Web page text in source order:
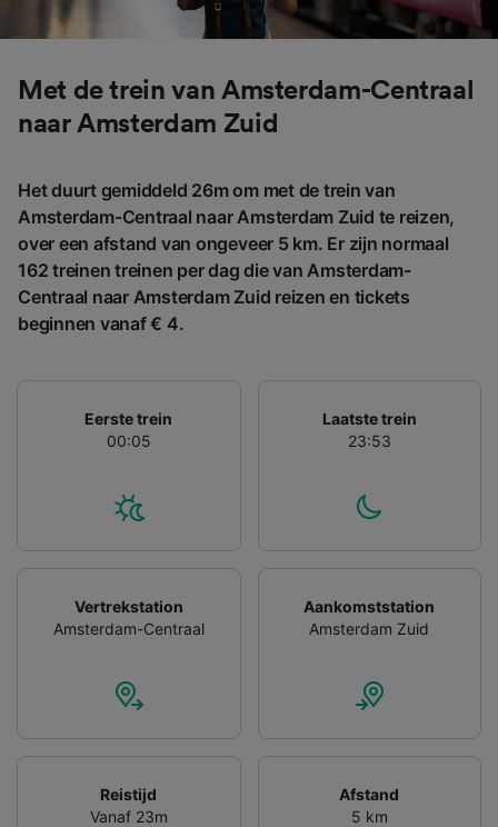
Met de trein van Amsterdam-Centraal
naar Amsterdam Zuid
Het duurt gemiddeld 26m om met de trein van
Amsterdam-Centraal naar Amsterdam Zuid te reizen,
over een afstand van ongeveer 5 km. Er zijn normaal
162 treinen treinen per dag die van Amsterdam-
Centraal naar Amsterdam Zuid reizen en tickets
beginnen vanaf € 4.
Eerste trein
00:05
Laatste trein
23:53
Vertrekstation
Amsterdam-Centraal
Aankomststation
Amsterdam Zuid
Reistijd
Vanaf 23m
Afstand
5 km
gevraagd om je niet te volgen.
voor de volgende doeleinden:
Precieze geolocatiegegevens gebruiken. De
apparaatkenmerken actief scannen ter
advertenties en content, advertentie- en
contentmetingen, doelgroepenonderzoek en
ontwikkeling van diensten.
Partnerlijst (derden)